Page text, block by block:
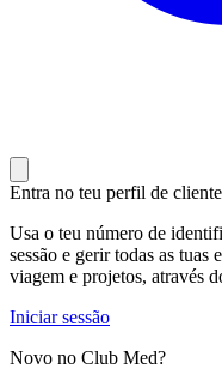
Entra no teu perfil de cliente
Usa o teu número de
sessão e gerir todas as tuas
viagem e projetos, através
Iniciar sessão
Novo no Club Med?